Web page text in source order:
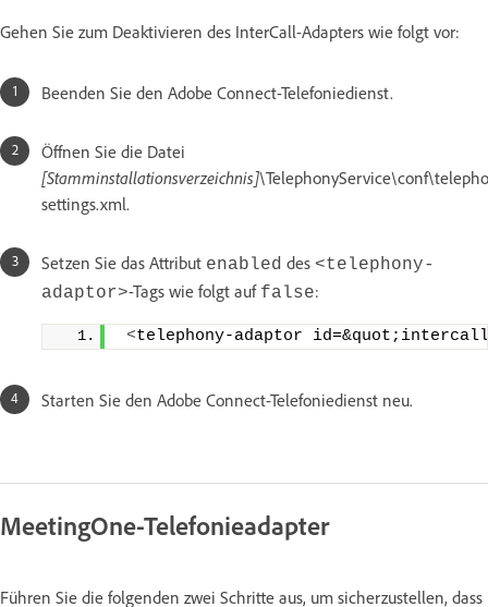
Gehen Sie zum Deaktivieren des InterCall-Adapters wie folgt vor:
Beenden Sie den Adobe Connect-Telefoniedienst.
Öffnen Sie die Datei
[Stamminstallationsverzeichnis]
settings.xml.
Setzen Sie das Attribut enabled des <telephony-
adaptor>-Tags wie folgt auf false:
<telephony-adaptor
Starten Sie den Adobe Connect-Telefoniedienst neu.
MeetingOne-Telefonieadapter
Führen Sie die folgenden zwei Schritte aus, um sicherzustellen, dass